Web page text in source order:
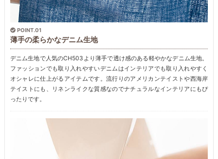
POINT.01
薄手の柔らかなデニム生地
デニム生地で人気のCH503より薄手で透け感のある軽やかなデニム生地。
ファッションでも取り入れやすいデニムはインテリアでも取り入れやすく
オシャレに仕上がるアイテムです。流行りのアメリカンテイストや西海岸
テイストにも、リネンライクな質感なのでナチュラルなインテリアにもぴ
ったりです。